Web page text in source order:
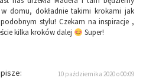
w domu, dokładnie takimi krokami jak
stylu! Czekam na inspiracje ,
kilka kroków dalej
Super!
pisze: 10 października 2020 o 00:09